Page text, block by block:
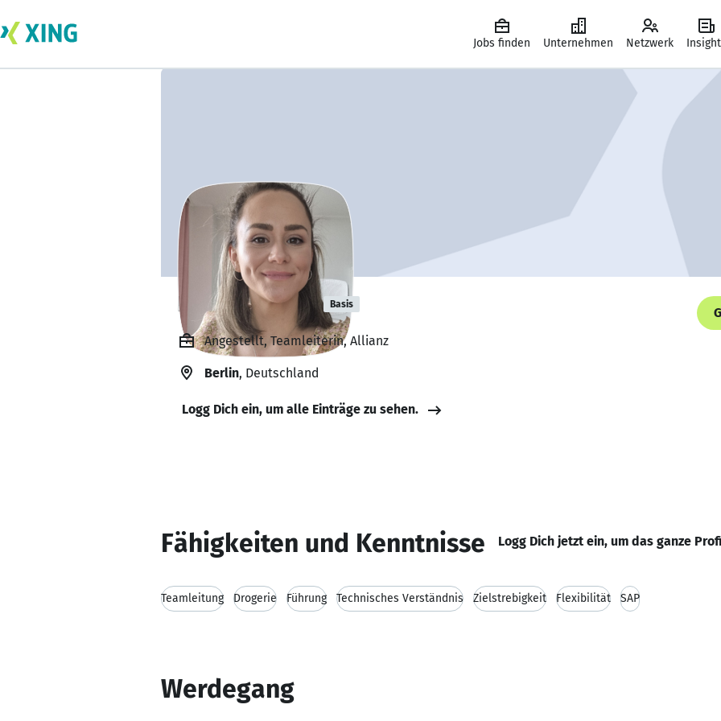
Jobs finden Unternehmen Netzwerk
Nigar karagöz Basis
Angestellt, Teamleiterin, Allianz
Berlin, Deutschland
Logg Dich ein, um alle Einträge zu sehen.
Fähigkeiten und Kenntnisse Logg Dich jetzt ein, um das ganze
Teamleitung Drogerie Führung Technisches Verständnis Zielstrebigkeit Flexibilität SAP
Werdegang